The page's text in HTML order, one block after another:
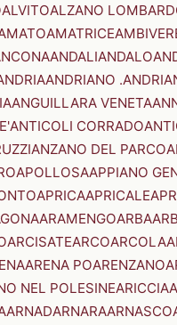
ALVITOALZANO
AMATRICE
ANDALIANDALO
ANDRIANO
ANGUILLARA VENETA
ANTICOLI CORRADO
ANZANO DEL PARCO
APOLLOSAAPPIANO
APRICAAPRICALE
ARAMENGOARBA
ARCISATEARCOARCOLA
ARENA POARENZANO
NEL POLESINEARICCIA
ARNADARNARAARNASCO